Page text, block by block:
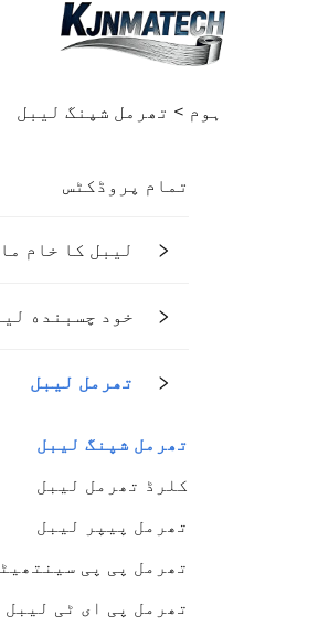
ہوم > تھرمل شپنگ لیبل
تمام پروڈکٹس
لیبل کا خام
خود چسبنده
تھرمل لیبل
تھرمل شپنگ لیبل
کلرڈ تھرمل لیبل
تھرمل پیپر لیبل
تھرمل پی پی
تھرمل پی ای ٹی لیبل